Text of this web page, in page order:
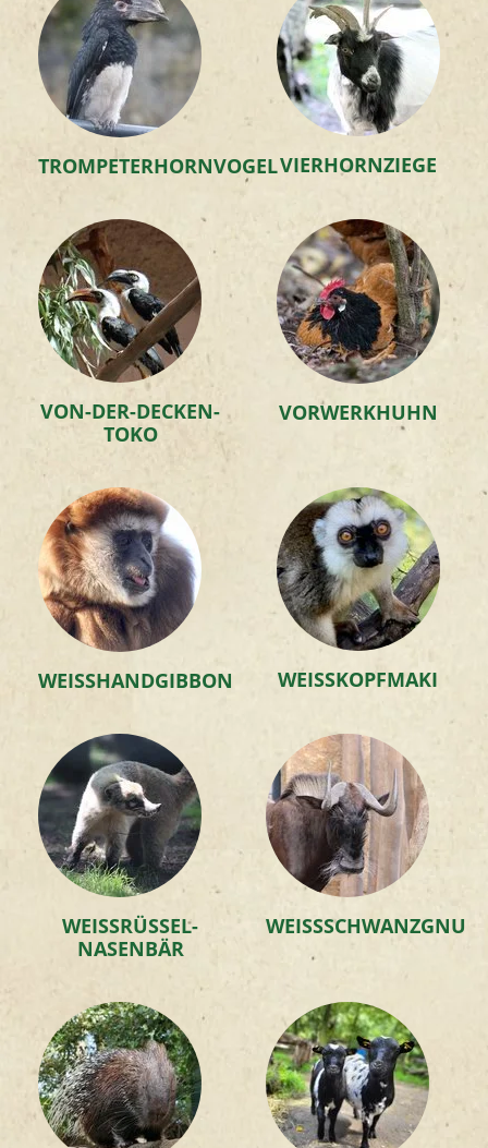
TROMPETERHORNVOGELVIERHORNZIEGE
VON-DER-DECKEN-
TOKO
VORWERKHUHN
WEISSHANDGIBBON WEISSKOPFMAKI
WEISSRÜSSEL-N
ASENBÄR
WEISSSCHWANZGNU